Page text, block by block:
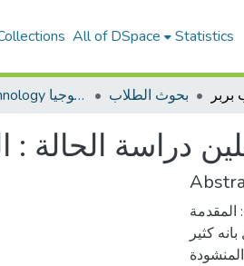
All of DSpace Statistics
College of Technology كلية التكنولوجيا بحوث الطلاب
دراسة الحالة :
المقدمة :-
كثير
.